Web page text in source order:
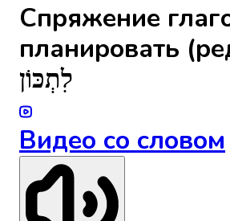
Спряжениe
планировать
לִתְכּוֹן
Видео со словом